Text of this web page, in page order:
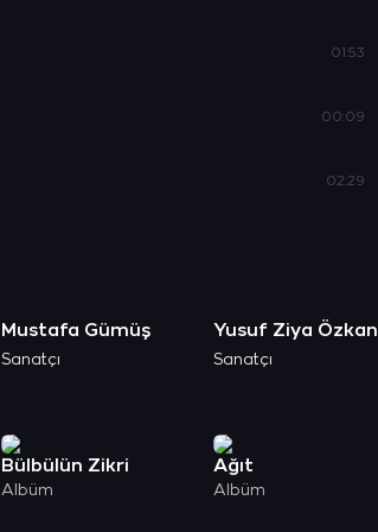
01:53
00:09
02:29
Mustafa Gümüş
Sanatçı
Yusuf Ziya Özkan
Sanatçı
Bülbülün Zikri
Albüm
Ağıt
Albüm